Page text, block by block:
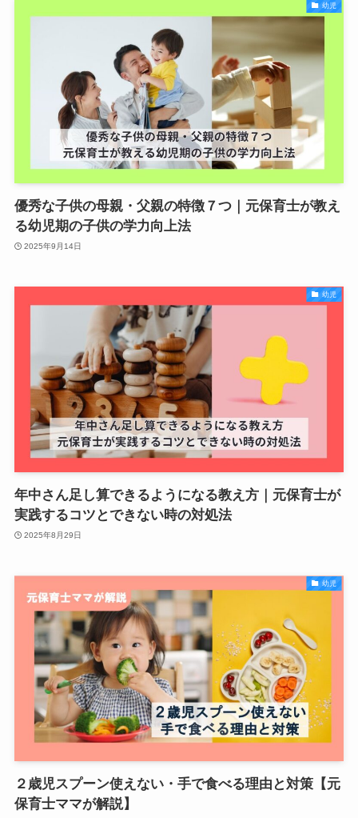
幼児
優秀な子供の母親・父親の特徴７つ｜元保育士が教え
る幼児期の子供の学力向上法
2025年9月14日
幼児
年中さん足し算できるようになる教え方｜元保育士が
実践するコツとできない時の対処法
2025年8月29日
幼児
２歳児スプーン使えない・手で食べる理由と対策【元
保育士ママが解説】